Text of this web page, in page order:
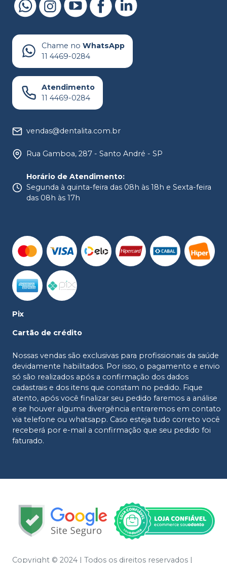
Chame no WhatsApp
11 4469-0284
Atendimento
11 4469-0284
vendas@dentalita.com.br
Rua Gamboa, 287 - Santo André - SP
Horário de Atendimento:
Segunda à quinta-feira das 08h às 18h e Sexta-feira
das 08h às 17h
Pix
Cartão de crédito
Nossas vendas são exclusivas para profissionais da saúde
devidamente habilitados. Por isso, o pagamento e envio
só são realizados após a confirmação dos dados
cadastrais e dos itens que constam no pedido. Fique
atento, após você finalizar seu pedido faremos a análise
e se houver alguma divergência entraremos em contato
via telefone ou whatsapp. Caso esteja tudo correto você
receberá por e-mail a confirmação que seu pedido foi
faturado.
Copyright © 2024 | Todos os direitos reservados |